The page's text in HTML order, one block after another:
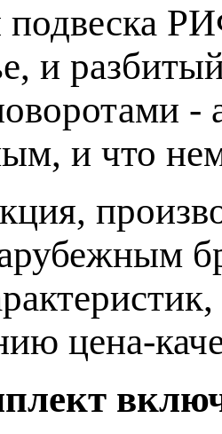
подвеска
и
-
и что
цена-